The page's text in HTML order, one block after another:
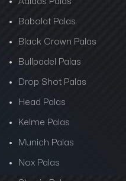
Babolat Palas
Black Crown Palas
Bullpadel Palas
Drop Shot Palas
Head Palas
Kelme Palas
Munich Palas
Nox Palas